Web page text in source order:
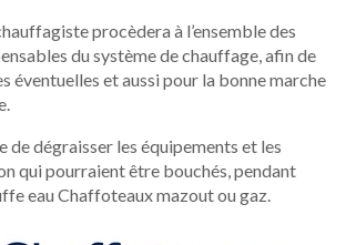
procèdera à l’ensemble des
du système de chauffage, afin de
éventuelles et aussi pour la bonne marche
de dégraisser les équipements et les
qui pourraient être bouchés, pendant
eau Chaffoteaux mazout ou gaz.